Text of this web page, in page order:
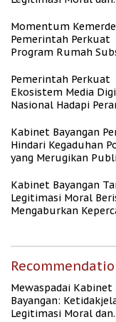
Momentum
Pemerintah Perkuat
Program Rumah
Berpenghasilan
Pemerintah Perkuat
Ekosistem Media
Nasional Hadapi
Kabinet Bayangan
Hindari Kegaduhan
yang Merugikan
Kabinet Bayangan
Legitimasi Moral
Mengaburkan
Mewaspadai Kabinet
Bayangan:
Legitimasi Moral dan